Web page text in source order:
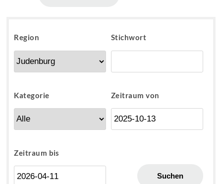
Region Stichwort
Kategorie Zeitraum von
Zeitraum bis